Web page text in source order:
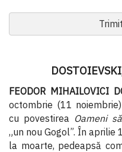
FEODOR MIHAILOVICI
octombrie (11
cu povestirea Oameni
„un nou Gogol”. În
la moarte, pedeapsă